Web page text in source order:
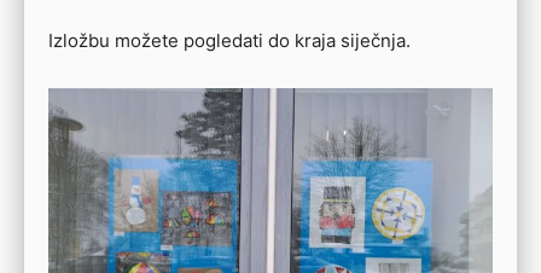
Izložbu možete pogledati do kraja siječnja.